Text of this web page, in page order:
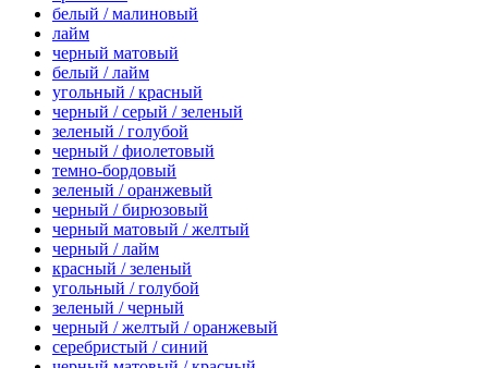
белый / малиновый
лайм
черный матовый
белый / лайм
угольный / красный
черный / серый / зеленый
зеленый / голубой
черный / фиолетовый
темно-бордовый
зеленый / оранжевый
черный / бирюзовый
черный матовый / желтый
черный / лайм
красный / зеленый
угольный / голубой
зеленый / черный
черный / желтый / оранжевый
серебристый / синий